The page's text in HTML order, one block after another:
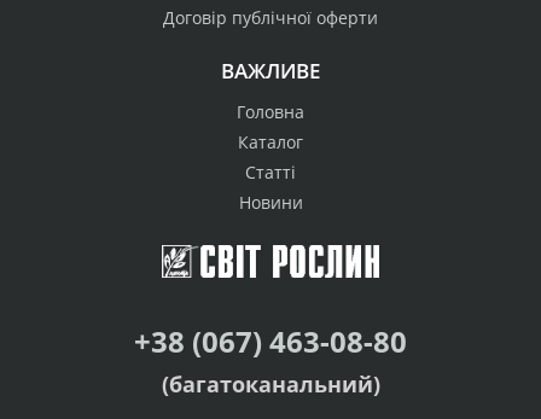
Договір публічної оферти
ВАЖЛИВЕ
Головна
Каталог
Статті
Новини
+38 (067) 463-08-80
(багатоканальний)